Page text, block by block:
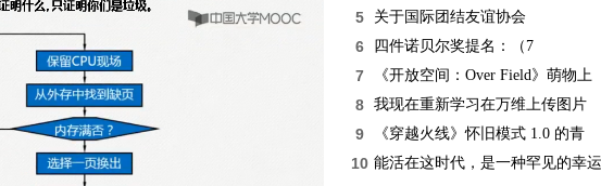
5 关于国际团结友谊协会
6 四件诺贝尔奖提名：（7
7 《开放空间：Over Field》萌物上
8 我现在重新学习在万维上传图片
9 《穿越火线》怀旧模式 1.0 的青
10 能活在这时代，是一种罕见的幸运